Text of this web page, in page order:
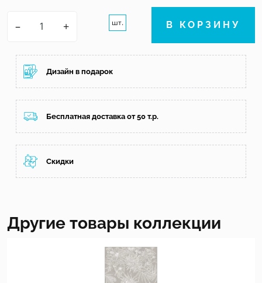
– + шт. В КОРЗИНУ
Дизайн в подарок
Бесплатная доставка от 50 т.р.
Скидки
Другие товары коллекции